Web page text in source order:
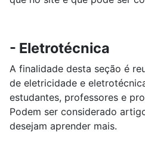
- Eletrotécnica
A finalidade desta seção é
de eletricidade e
estudantes, professores e
Podem ser considerado
desejam aprender mais.